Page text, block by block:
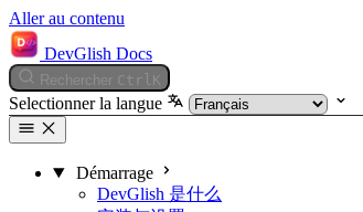
Aller au contenu
DevGlish Docs
Rechercher Ctrl K
Selectionner la langue
Démarrage
DevGlish 是什么